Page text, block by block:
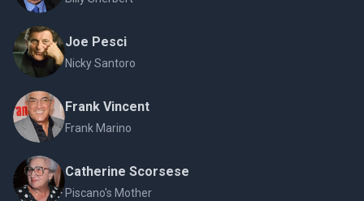
Joe Pesci
Nicky Santoro
Frank Vincent
Frank Marino
Catherine Scorsese
Piscano's Mother